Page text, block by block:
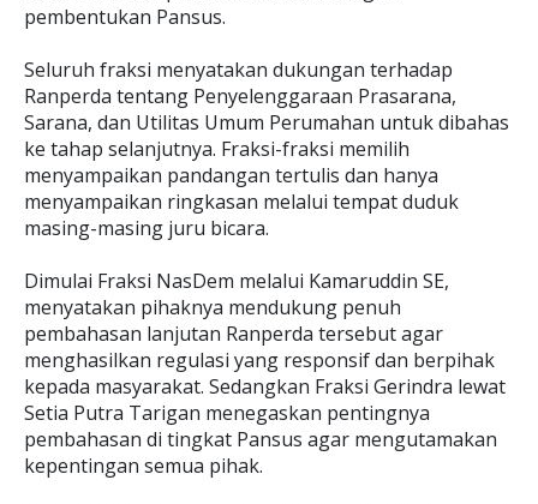
pembentukan Pansus.
Seluruh fraksi menyatakan dukungan terhadap
Ranperda tentang Penyelenggaraan Prasarana,
Sarana, dan Utilitas Umum Perumahan untuk dibahas
ke tahap selanjutnya. Fraksi-fraksi memilih
menyampaikan pandangan tertulis dan hanya
menyampaikan ringkasan melalui tempat duduk
masing-masing juru bicara.
Dimulai Fraksi NasDem melalui Kamaruddin SE,
menyatakan pihaknya mendukung penuh
pembahasan lanjutan Ranperda tersebut agar
menghasilkan regulasi yang responsif dan berpihak
kepada masyarakat. Sedangkan Fraksi Gerindra lewat
Setia Putra Tarigan menegaskan pentingnya
pembahasan di tingkat Pansus agar mengutamakan
kepentingan semua pihak.